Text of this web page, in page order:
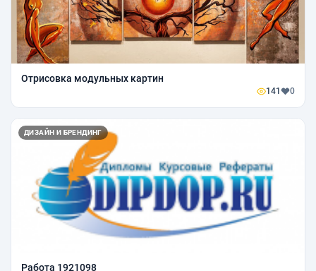
Отрисовка модульных картин
141 0
ДИЗАЙН И БРЕНДИНГ
Работа 1921098